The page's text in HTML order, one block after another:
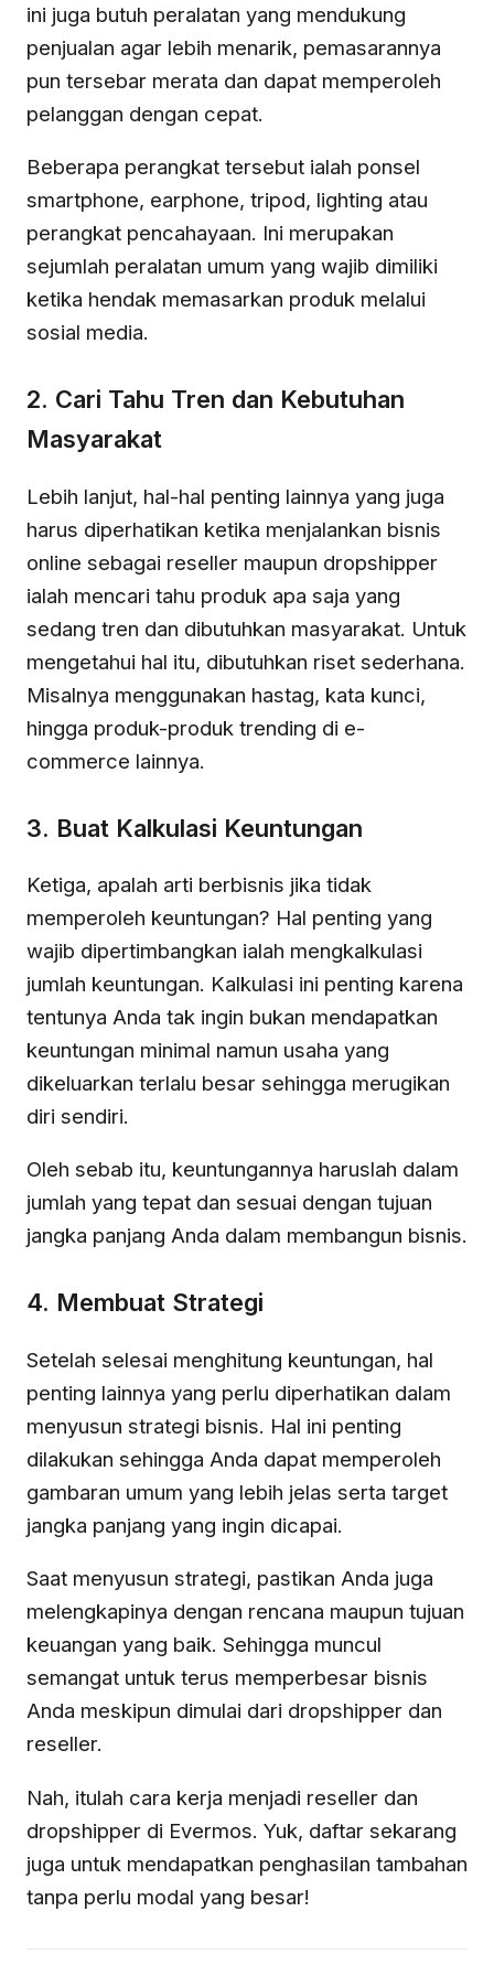
ini juga butuh peralatan yang mendukung
penjualan agar lebih menarik, pemasarannya
pun tersebar merata dan dapat memperoleh
pelanggan dengan cepat.
Beberapa perangkat tersebut ialah ponsel
smartphone, earphone, tripod, lighting atau
perangkat pencahayaan. Ini merupakan
sejumlah peralatan umum yang wajib dimiliki
ketika hendak memasarkan produk melalui
sosial media.
2. Cari Tahu Tren dan Kebutuhan
Masyarakat
Lebih lanjut, hal-hal penting lainnya yang juga
harus diperhatikan ketika menjalankan bisnis
online sebagai reseller maupun dropshipper
ialah mencari tahu produk apa saja yang
sedang tren dan dibutuhkan masyarakat. Untuk
mengetahui hal itu, dibutuhkan riset sederhana.
Misalnya menggunakan hastag, kata kunci,
hingga produk-produk trending di e-
commerce lainnya.
3. Buat Kalkulasi Keuntungan
Ketiga, apalah arti berbisnis jika tidak
memperoleh keuntungan? Hal penting yang
wajib dipertimbangkan ialah mengkalkulasi
jumlah keuntungan. Kalkulasi ini penting karena
tentunya Anda tak ingin bukan mendapatkan
keuntungan minimal namun usaha yang
dikeluarkan terlalu besar sehingga merugikan
diri sendiri.
Oleh sebab itu, keuntungannya haruslah dalam
jumlah yang tepat dan sesuai dengan tujuan
jangka panjang Anda dalam membangun bisnis.
4. Membuat Strategi
Setelah selesai menghitung keuntungan, hal
penting lainnya yang perlu diperhatikan dalam
menyusun strategi bisnis. Hal ini penting
dilakukan sehingga Anda dapat memperoleh
gambaran umum yang lebih jelas serta target
jangka panjang yang ingin dicapai.
Saat menyusun strategi, pastikan Anda juga
melengkapinya dengan rencana maupun tujuan
keuangan yang baik. Sehingga muncul
semangat untuk terus memperbesar bisnis
Anda meskipun dimulai dari dropshipper dan
reseller.
Nah, itulah cara kerja menjadi reseller dan
dropshipper di Evermos. Yuk, daftar sekarang
juga untuk mendapatkan penghasilan tambahan
tanpa perlu modal yang besar!